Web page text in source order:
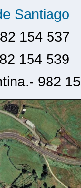
Santiago
154 537
154 539
982